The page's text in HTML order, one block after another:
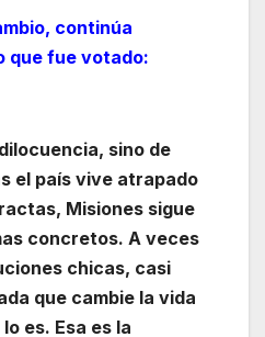
continúa
que fue votado:
sino de
el país vive atrapado
Misiones sigue
concretos. A veces
chicas, casi
que cambie la vida
es. Esa es la